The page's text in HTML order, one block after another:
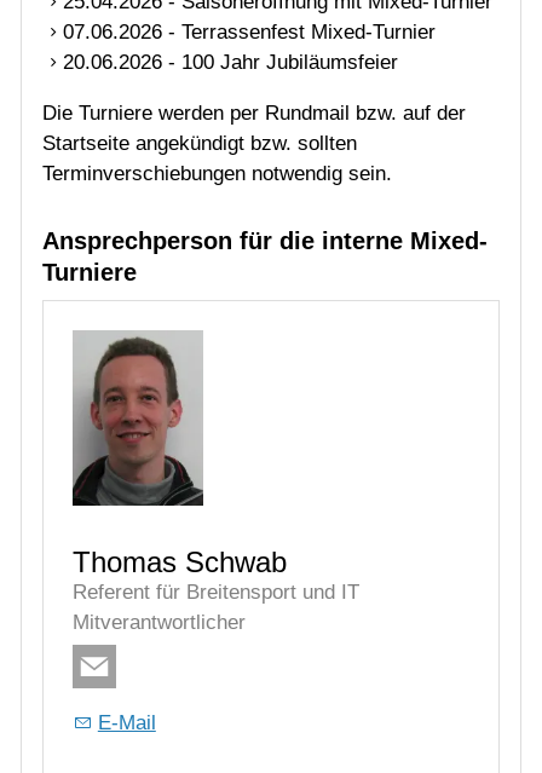
Terminverschiebungen notwendig sein.
Turniere
Thomas Schwab
Referent für Breitensport und IT
Mitverantwortlicher
E-Mail
Zu Kontakten hinzufügen